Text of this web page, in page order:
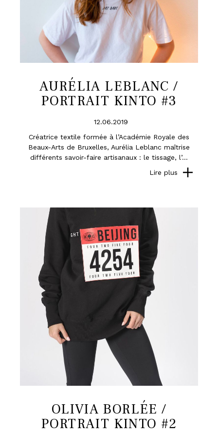
AURÉLIA LEBLANC /
PORTRAIT KINTO #3
12.06.2019
Créatrice textile formée à l’Académie Royale des
Beaux-Arts de Bruxelles, Aurélia Leblanc maîtrise
différents savoir-faire artisanaux : le tissage, l’...
Lire plus
OLIVIA BORLÉE /
PORTRAIT KINTO #2